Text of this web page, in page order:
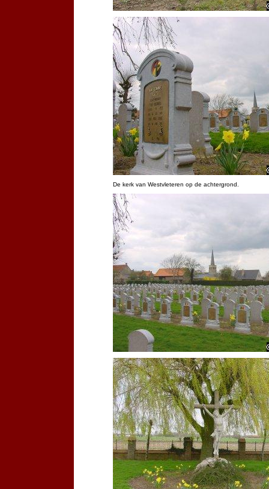
De kerk van Westvleteren op de achtergrond.